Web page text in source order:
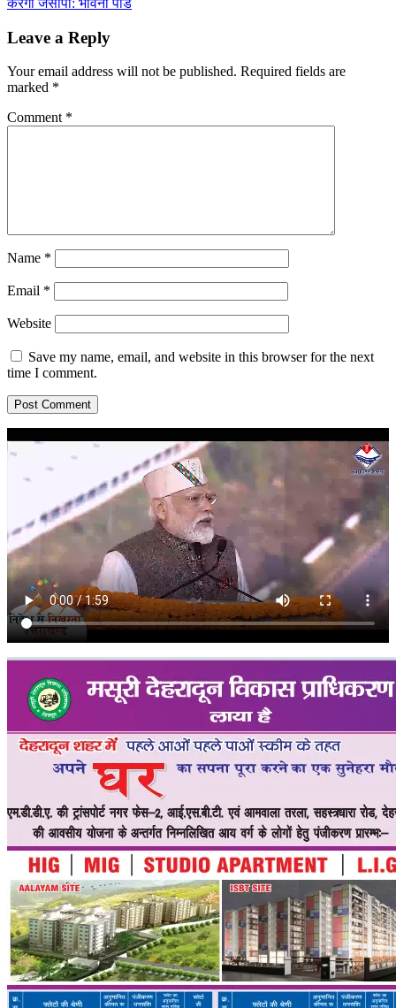
Leave a Reply
Your email address will not be published. Required fields are
marked *
Comment *
Name *
Email *
Website
Save my name, email, and website in this browser for the next
time I comment.